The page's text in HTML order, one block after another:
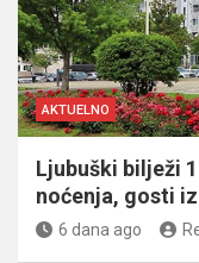
AKTUELNO
Ljubuški bilježi
noćenja, gosti
6 dana ago